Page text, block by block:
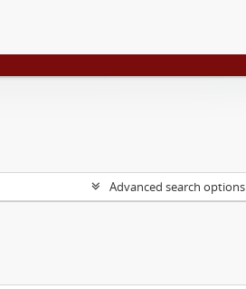
Advanced search options